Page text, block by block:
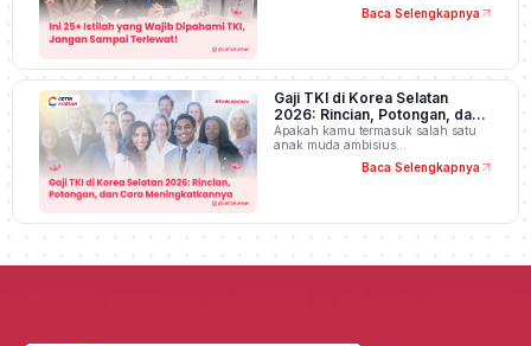
Baca Selengkapnya
Gaji TKI di Korea Selatan
2026: Rincian, Potongan, dan
Cara Meningkatkannya
Apakah kamu termasuk salah satu
anak muda ambisius…
Baca Selengkapnya